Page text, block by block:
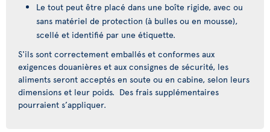
Le tout peut être placé dans une boîte rigide, avec ou
sans matériel de protection (à bulles ou en mousse),
scellé et identifié par une étiquette.
S'ils sont correctement emballés et conformes aux
exigences douanières et aux consignes de sécurité, les
aliments seront acceptés en soute ou en cabine, selon leurs
dimensions et leur poids. Des frais supplémentaires
pourraient s’appliquer.